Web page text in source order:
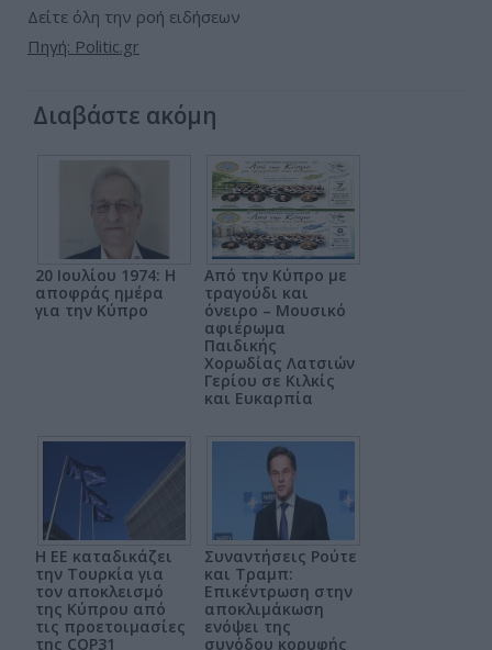
Δείτε όλη την ροή ειδήσεων
Πηγή: Politic.gr
Διαβάστε ακόμη
20 Ιουλίου 1974: Η
αποφράς ημέρα
για την Κύπρο
Από την Κύπρο με
τραγούδι και
όνειρο – Μουσικό
αφιέρωμα
Παιδικής
Χορωδίας Λατσιών
Γερίου σε Κιλκίς
και Ευκαρπία
Η ΕΕ καταδικάζει
την Τουρκία για
τον αποκλεισμό
της Κύπρου από
τις προετοιμασίες
της COP31
Συναντήσεις Ρούτε
και Τραμπ:
Επικέντρωση στην
αποκλιμάκωση
ενόψει της
συνόδου κορυφής